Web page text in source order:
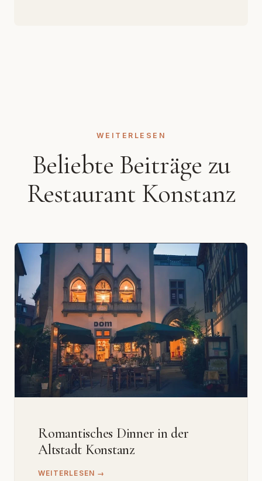
WEITERLESEN
Beliebte Beiträge zu
Restaurant Konstanz
Romantisches Dinner in der
Altstadt Konstanz
WEITERLESEN →